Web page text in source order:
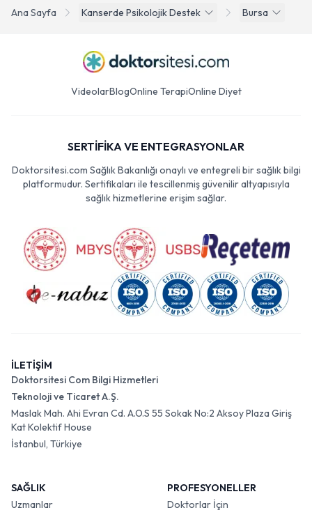
Ana Sayfa Kanserde Psikolojik Destek Bursa
VideolarBlogOnline TerapiOnline Diyet
SERTİFİKA VE ENTEGRASYONLAR
Doktorsitesi.com Sağlık Bakanlığı onaylı ve entegreli bir sağlık bilgi
platformudur. Sertifikaları ile tescillenmiş güvenilir altyapısıyla
sağlık hizmetlerine erişim sağlar.
İLETİŞİM
Doktorsitesi Com Bilgi Hizmetleri
Teknoloji ve Ticaret A.Ş.
Maslak Mah. Ahi Evran Cd. A.O.S 55 Sokak No:2 Aksoy Plaza Giriş
Kat Kolektif House
İstanbul, Türkiye
SAĞLIK
Uzmanlar
PROFESYONELLER
Doktorlar İçin